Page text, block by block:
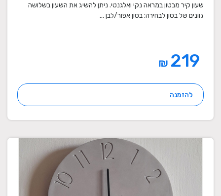
שעון קיר מבטון במראה נקי ואלגנטי. ניתן להשיג את השעון בשלושה
גוונים של בטון לבחירה: בטון אפור/לבן ...
₪
להזמנה